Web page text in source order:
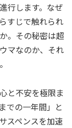
行します。なぜ
すじで触れられ
。その秘密は超
マなのか、それ
と不安を極限ま
での一年間」と
スペンスを加速